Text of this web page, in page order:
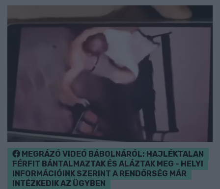
MEGRÁZÓ VIDEÓ BÁBOLNÁRÓL: HAJLÉKTALAN
FÉRFIT BÁNTALMAZTAK ÉS ALÁZTAK MEG - HELYI
INFORMÁCIÓINK SZERINT A RENDŐRSÉG MÁR
INTÉZKEDIK AZ ÜGYBEN